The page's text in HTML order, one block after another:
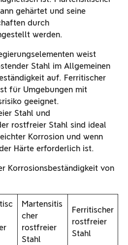
gehärtet und seine
durch
werden.
weist
Stahl im Allgemeinen
auf. Ferritischer
für Umgebungen mit
geeignet.
Stahl und
rostfreier Stahl sind ideal
Korrosion und wenn
Härte erforderlich ist.
Korrosionsbeständigkeit von
Martensitis
cher
rostfreier
Stahl
Ferritischer
rostfreier
Stahl